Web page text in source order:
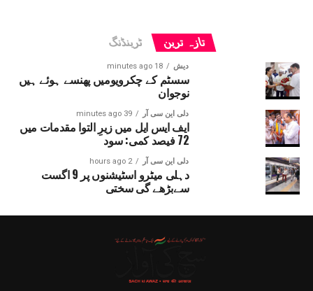
تازہ ترین ٹرینڈنگ
دیش 18 minutes ago
سسٹم کے چکرویومیں پھنسے ہوئے ہیں
نوجوان
دلی این سی آر 39 minutes ago
ایف ایس ایل میں زیرِ التوا مقدمات میں
72 فیصد کمی: سود
دلی این سی آر 2 hours ago
دہلی میٹرو اسٹیشنوں پر 9 اگست
سےبڑھے گی سختی